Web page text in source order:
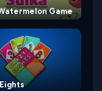
Game